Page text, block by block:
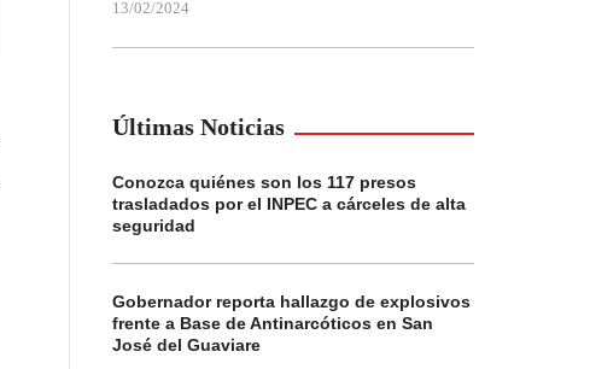
13/02/2024
Últimas Noticias
Conozca quiénes son los 117 presos
trasladados por el INPEC a cárceles de alta
seguridad
Gobernador reporta hallazgo de explosivos
frente a Base de Antinarcóticos en San
José del Guaviare